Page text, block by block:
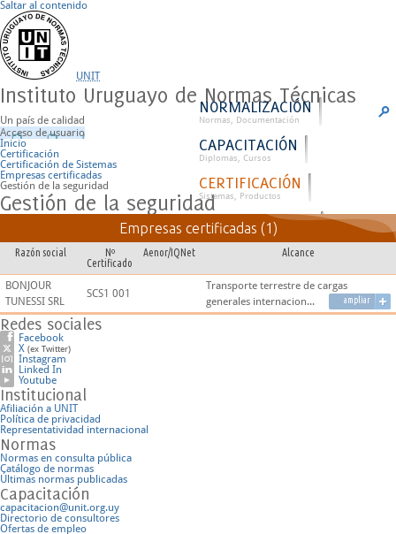
Saltar al contenido
UNIT
Instituto Uruguayo de Normas Técnicas
Un país de calidad
Acceso de usuario
NORMALIZACIÓN
Normas, Documentación
CAPACITACIÓN
Diplomas, Cursos
CERTIFICACIÓN
Sistemas, Productos
ACERCA DE UNIT
Contacto, Historia
Inicio
Certificación
Certificación de Sistemas
Empresas certificadas
Gestión de la seguridad
Gestión de la seguridad
Empresas certificadas (1)
Razón social
Nº
Certificado
Aenor/IQNet Alcance
BONJOUR
TUNESSI SRL
SCS1 001
Transporte terrestre de cargas
generales internacion...
ampliar
Redes sociales
Facebook
X (ex Twitter)
Instagram
Linked In
Youtube
Institucional
Afiliación a UNIT
Política de privacidad
Representatividad internacional
Normas
Normas en consulta pública
Catálogo de normas
Últimas normas publicadas
Capacitación
capacitacion@unit.org.uy
Directorio de consultores
Ofertas de empleo